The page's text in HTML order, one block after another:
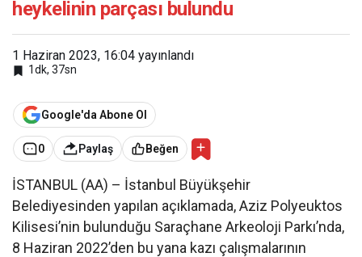
heykelinin parçası bulundu
1 Haziran 2023, 16:04 yayınlandı
1dk, 37sn
Google'da Abone Ol
0 Paylaş Beğen
İSTANBUL (AA) – İstanbul Büyükşehir
Belediyesinden yapılan açıklamada, Aziz Polyeuktos
Kilisesi’nin bulunduğu Saraçhane Arkeoloji Parkı’nda,
8 Haziran 2022’den bu yana kazı çalışmalarının